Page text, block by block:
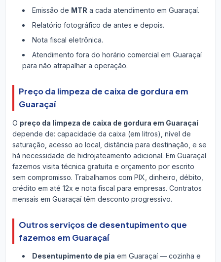
Emissão de MTR a cada atendimento em Guaraçaí.
Relatório fotográfico de antes e depois.
Nota fiscal eletrônica.
Atendimento fora do horário comercial em Guaraçaí
para não atrapalhar a operação.
Preço da limpeza de caixa de gordura em
Guaraçaí
O preço da limpeza de caixa de gordura em Guaraçaí
depende de: capacidade da caixa (em litros), nível de
saturação, acesso ao local, distância para destinação, e se
há necessidade de hidrojateamento adicional. Em Guaraçaí
fazemos visita técnica gratuita e orçamento por escrito
sem compromisso. Trabalhamos com PIX, dinheiro, débito,
crédito em até 12x e nota fiscal para empresas. Contratos
mensais em Guaraçaí têm desconto progressivo.
Outros serviços de desentupimento que
fazemos em Guaraçaí
Desentupimento de pia em Guaraçaí — cozinha e